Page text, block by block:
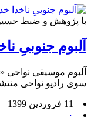
با پژوهش و ضبط
آلبوم جنوبیِ
آلبوم موسیقی نواحی
سوی رادیو نواحی
11 فروردین 1399
۰